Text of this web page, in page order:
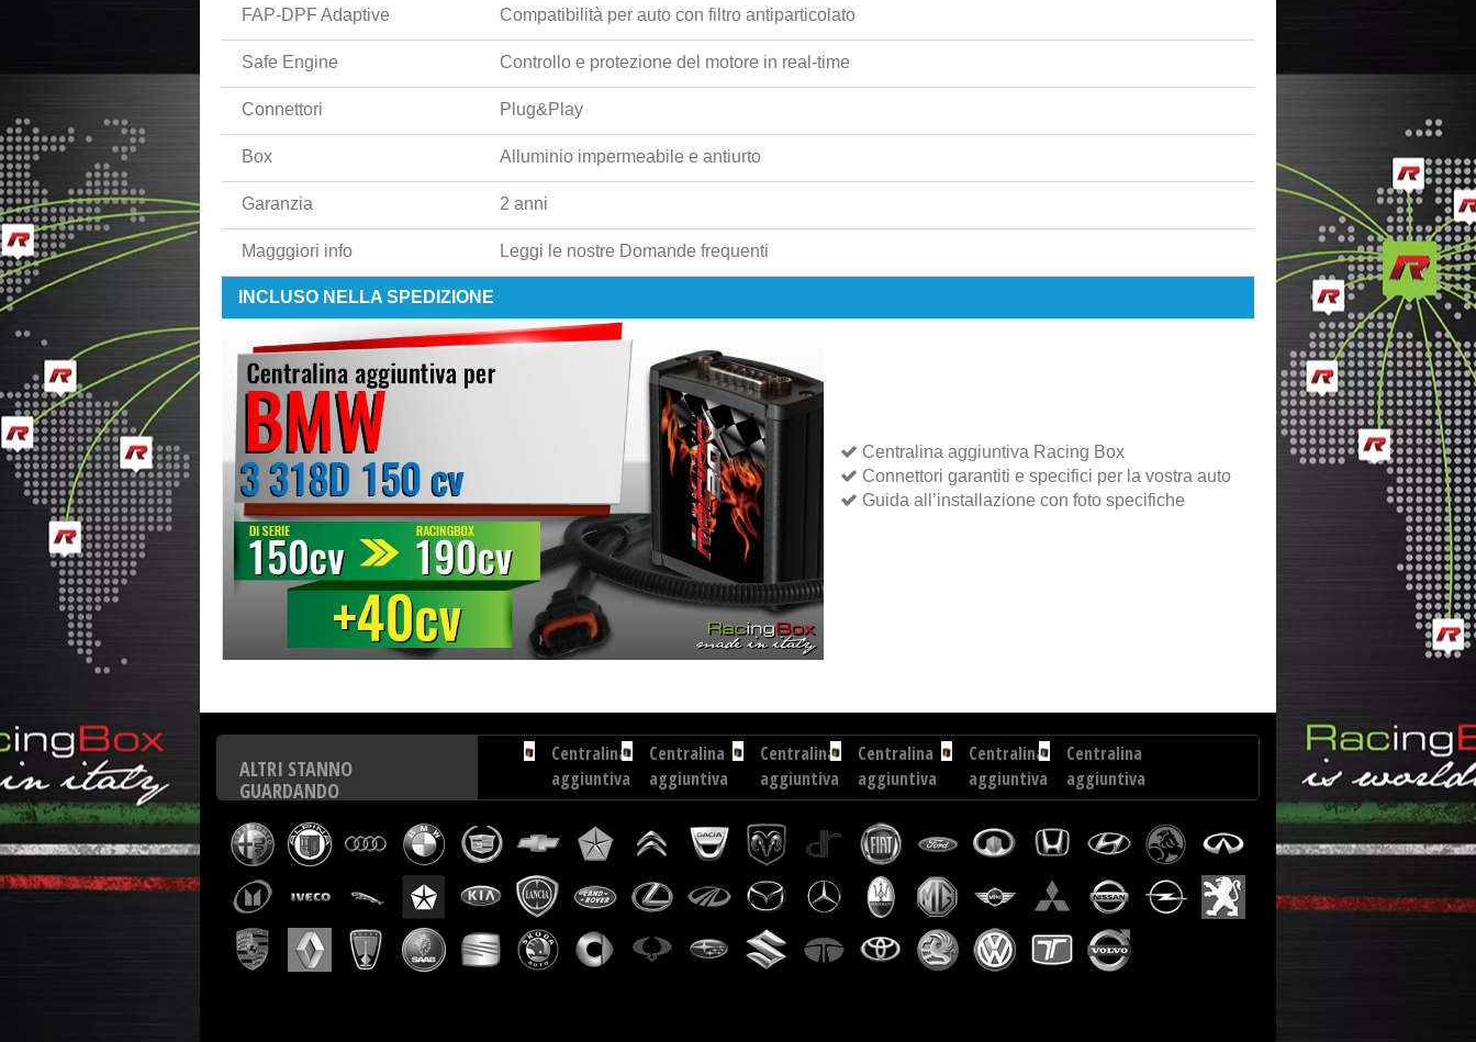
FAP-DPF Adaptive Compatibilità per auto con filtro antiparticolato
Safe Engine Controllo e protezione del motore in real-time
Connettori Plug&Play
Box Alluminio impermeabile e antiurto
Garanzia 2 anni
Magggiori info Leggi le nostre Domande frequenti
INCLUSO NELLA SPEDIZIONE
Centralina aggiuntiva Racing Box
Connettori garantiti e specifici per la vostra auto
Guida all’installazione con foto specifiche
ALTRI STANNO
GUARDANDO
Centralina
aggiuntiva
Alfa
Romeo
Stelvio...
Centralina
aggiuntiva
Opel
Antara
2.2
CDTI
163
Centralina
aggiuntiva
Fiat
Panda
1.3
M-
JET...
Centralina
aggiuntiva
Landrover
Discovery
3.0
TDV6
211
Centralina
aggiuntiva
Renault
Kangoo
1.5...
Centralina
aggiuntiva
Dodge
Caravan
2.8
163
cv
Centralina
Centralina
Centralina
Centralina